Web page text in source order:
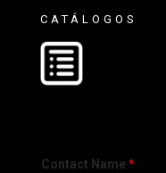
CATÁLOGOS
Contact Name *